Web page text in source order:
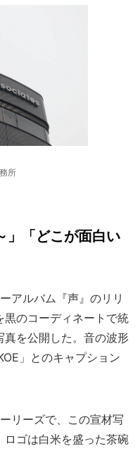
所
」「どこが面白い
アルバム『声』のリリ
黒のコーディネートで統
を公開した。音の波形
」とのキャプション
リーズで、この宣材写
ゴは白米を盛った茶碗